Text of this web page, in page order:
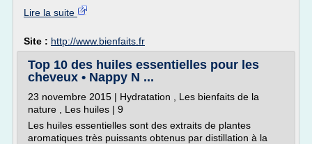
Lire la suite
Site : http://www.bienfaits.fr
Top 10 des huiles essentielles pour les
cheveux • Nappy N ...
23 novembre 2015 | Hydratation , Les bienfaits de la
nature , Les huiles | 9
Les huiles essentielles sont des extraits de plantes
aromatiques très puissants obtenus par distillation à la